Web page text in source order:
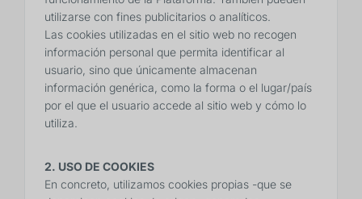
utilizarse con fines publicitarios o analíticos.
Las cookies utilizadas en el sitio web no recogen
información personal que permita identificar al
usuario, sino que únicamente almacenan
información genérica, como la forma o el lugar/país
por el que el usuario accede al sitio web y cómo lo
utiliza.
2. USO DE COOKIES
En concreto, utilizamos cookies propias -que se